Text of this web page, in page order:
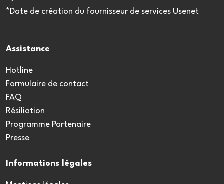
*Date de création du fournisseur de services Usenet
Assistance
Hotline
Formulaire de contact
FAQ
Résiliation
Programme Partenaire
Presse
Informations légales